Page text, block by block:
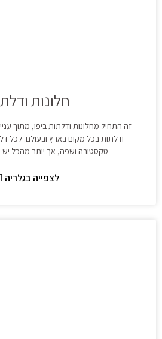
חלונות
זה התחיל מחלונות ודלתות ביפו, מתוך
ודלתות בכל מקום בארץ ובעולם. לכל
טקסטורה ושפה, אך יותר מהכל יש
לצפייה בגלריה